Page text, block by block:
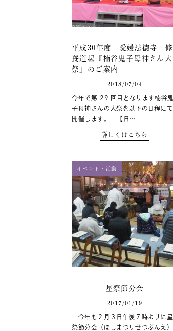
平成30年度 愛媛法徳寺 修
養道場『楠谷鬼子母神さん大
祭』のご案内
2018/07/04
今年で第 29 回目となります楠谷鬼
子母神さんの大祭を以下の日程にて
開催します。 【日…
詳しくはこちら
イベント・活動
星祭節分会
2017/01/19
今年も２月３日午後７時よりに星
祭節分会（ほしまつりせつぶんえ）